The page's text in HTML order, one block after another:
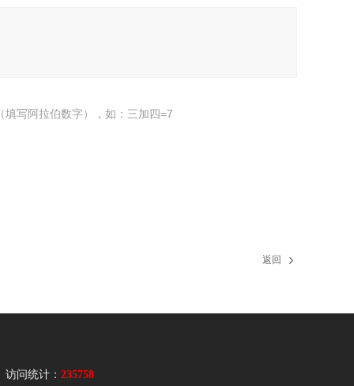
填写阿拉伯数字），如：三加四=7
返回
问统计： 235758